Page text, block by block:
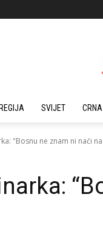
REGIJA SVIJET
"Bosnu ne znam ni naći